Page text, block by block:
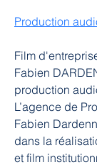
Production
Film
Fabien
production
L’agence de
Fabien
dans la
et film